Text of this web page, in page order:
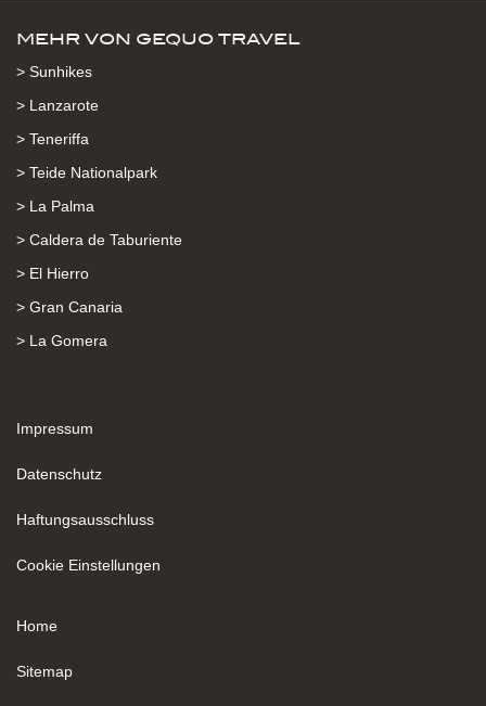
MEHR VON GEQUO TRAVEL
> Sunhikes
> Lanzarote
> Teneriffa
> Teide Nationalpark
> La Palma
> Caldera de Taburiente
> El Hierro
> Gran Canaria
> La Gomera
Impressum
Datenschutz
Haftungsausschluss
Cookie Einstellungen
Home
Sitemap